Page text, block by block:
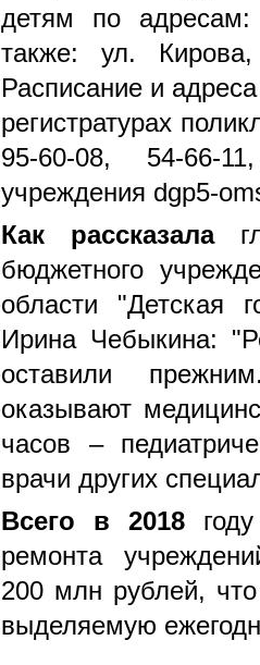
детям по
также: ул.
Расписание и
регистратурах
95-60-08, 54-66-
учреждения dgp5-
Как рассказала
бюджетного
области "Детская
Ирина Чебыкина:
оставили
оказывают
часов –
врачи других
Всего в 2018году
ремонта
200 млн рублей,
выделяемую